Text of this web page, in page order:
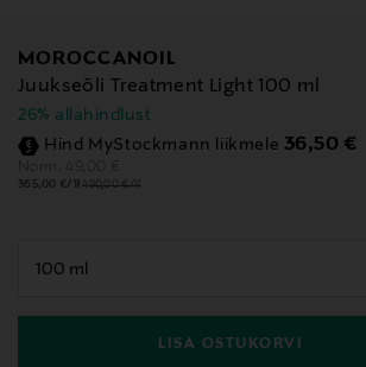
MOROCCANOIL
Juukseõli Treatment Light 100 ml
26% allahindlust
Hind MyStockmann liikmele 36,50 €
Norm. Original Price
49,00 €
365,00 €/1l490,00 €/1l
LISA OSTUKORVI
null